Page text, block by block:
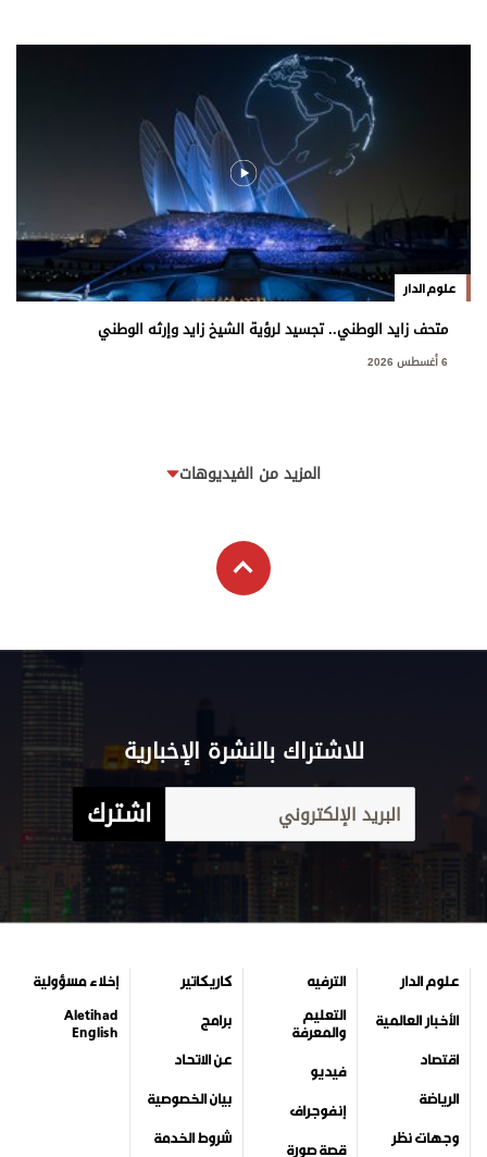
علوم الدار
متحف زايد الوطني.. تجسيد لرؤية الشيخ زايد وإرثه الوطني
6 أغسطس 2026
المزيد من الفيديوهات
للاشتراك بالنشرة الإخبارية
اشترك
علوم الدار
الأخبار العالمية
اقتصاد
الرياضة
وجهات نظر
الترفيه
التعليم
والمعرفة
فيديو
إنفوجراف
قصة صورة
كاريكاتير
برامج
عن الاتحاد
بيان الخصوصية
شروط الخدمة
إخلاء مسؤولية
Aletihad
English